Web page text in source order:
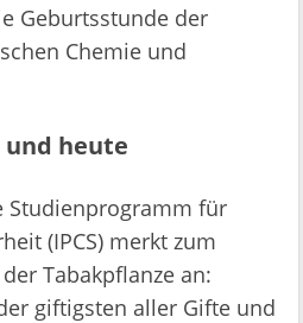
Geburtsstunde der
Chemie und
heute
Studienprogramm für
(IPCS) merkt zum
Tabakpflanze an:
giftigsten aller Gifte und